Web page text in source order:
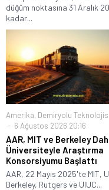
düğüm noktasına 31 Aralık
kadar...
Amerika, Demiryolu Teknolojisi
6 Ağustos 2026 20:16
AAR, MIT ve Berkeley
Üniversiteyle Araştırma
Konsorsiyumu Başlattı
AAR, 22 Mayıs 2025'te MIT,
Berkeley, Rutgers ve UIUC...